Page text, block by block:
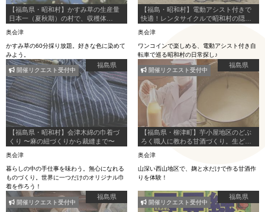
【福島県・昭和村】かすみ草の生産量
日本一（夏秋期）の村で、収穫体
て〜
奥会津
かすみ草の60分採り放題。好きな色に染めて
みよう。
【福島・昭和村】電動アシスト付きで
快適！レンタサイクルで昭和村の隠れ
奥会津
ワンコインで楽しめる、電動アシスト付き自
転車で巡る昭和村の日常探し♪
福島県
【福島県・昭和村】会津木綿の巾着づ
くり 〜麻の紐づくりから裁縫まで〜
奥会津
暮らしの中の手仕事を味わう。無心になれる
ものづくり。世界に一つだけのオリジナル巾
着を作ろう！
開催リクエスト受付中
福島県
【福島県・柳津町】芋小屋地区のどぶ
ろく職人に教わる甘酒づくり。生どぶ
奥会津
山深い西山地区で、麹と水だけで作る甘酒作
りを体験！
開催リクエスト受付中
福島県
開催リクエスト受付中
福島県
開催リクエスト受付中